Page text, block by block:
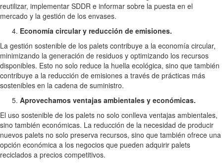
reutilizar, implementar SDDR e informar sobre la puesta en el
mercado y la gestión de los envases.
Economía circular y reducción de emisiones.
La gestión sostenible de los palets contribuye a la economía circular,
minimizando la generación de residuos y optimizando los recursos
disponibles. Esto no solo reduce la huella ecológica, sino que también
contribuye a la reducción de emisiones a través de prácticas más
sostenibles en la cadena de suministro.
Aprovechamos ventajas ambientales y económicas.
El uso sostenible de los palets no solo conlleva ventajas ambientales,
sino también económicas. La reducción de la necesidad de producir
nuevos palets no solo preserva recursos, sino que también ofrece una
opción económica a los negocios que pueden adquirir palets
reciclados a precios competitivos.